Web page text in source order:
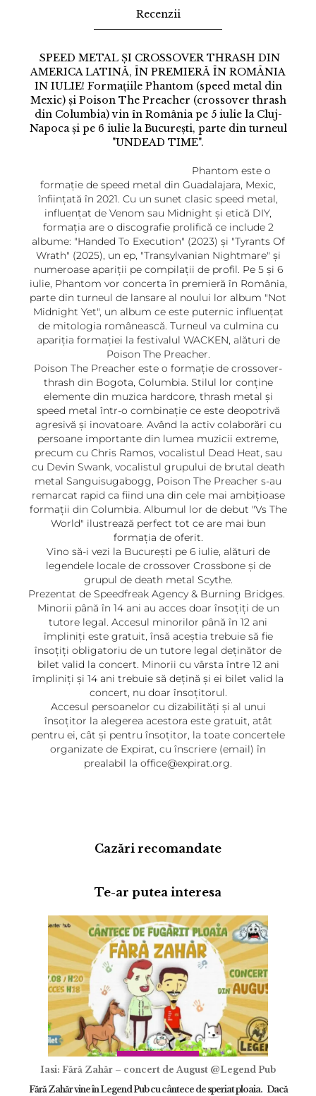
Recenzii
SPEED METAL ȘI CROSSOVER THRASH DIN
AMERICA LATINĂ, ÎN PREMIERĂ ÎN ROMÂNIA
IN IULIE! Formațiile Phantom (speed metal din
Mexic) și Poison The Preacher (crossover thrash
din Columbia) vin în România pe 5 iulie la Cluj-
Napoca și pe 6 iulie la București, parte din turneul
"UNDEAD TIME".
Phantom este o
formație de speed metal din Guadalajara, Mexic,
înființată în 2021. Cu un sunet clasic speed metal,
influențat de Venom sau Midnight și etică DIY,
formația are o discografie prolifică ce include 2
albume: "Handed To Execution" (2023) și "Tyrants Of
Wrath" (2025), un ep, "Transylvanian Nightmare" și
numeroase apariții pe compilații de profil. Pe 5 și 6
iulie, Phantom vor concerta în premieră în România,
parte din turneul de lansare al noului lor album "Not
Midnight Yet", un album ce este puternic influențat
de mitologia românească. Turneul va culmina cu
apariția formației la festivalul WACKEN, alături de
Poison The Preacher.
Poison The Preacher este o formație de crossover-
thrash din Bogota, Columbia. Stilul lor conține
elemente din muzica hardcore, thrash metal și
speed metal într-o combinație ce este deopotrivă
agresivă și inovatoare. Având la activ colaborări cu
persoane importante din lumea muzicii extreme,
precum cu Chris Ramos, vocalistul Dead Heat, sau
cu Devin Swank, vocalistul grupului de brutal death
metal Sanguisugabogg, Poison The Preacher s-au
remarcat rapid ca fiind una din cele mai ambițioase
formații din Columbia. Albumul lor de debut "Vs The
World" ilustrează perfect tot ce are mai bun
formația de oferit.
⁠Vino să-i vezi la București pe 6 iulie, alături de
legendele locale de crossover Crossbone și de
grupul de death metal Scythe.
Prezentat de Speedfreak Agency & Burning Bridges.
Minorii până în 14 ani au acces doar însoțiți de un
tutore legal. Accesul minorilor până în 12 ani
împliniți este gratuit, însă aceștia trebuie să fie
însoțiți obligatoriu de un tutore legal deținător de
bilet valid la concert. Minorii cu vârsta între 12 ani
împliniți și 14 ani trebuie să dețină și ei bilet valid la
concert, nu doar însoțitorul.
Accesul persoanelor cu dizabilități și al unui
însoțitor la alegerea acestora este gratuit, atât
pentru ei, cât și pentru însoțitor, la toate concertele
organizate de Expirat, cu înscriere (email) în
prealabil la office@expirat.org.
Adaugă review
Cazări recomandate
Te-ar putea interesa
Iasi: Fără Zahăr – concert de August @Legend Pub
Fără Zahăr vine în Legend Pub cu cântece de speriat ploaia. Dacă